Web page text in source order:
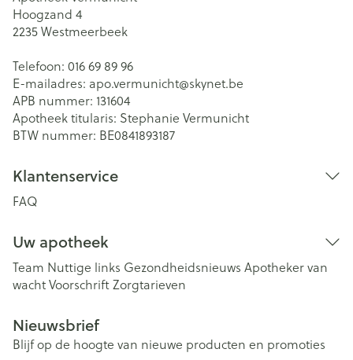
Hoogzand 4
2235Westmeerbeek
Telefoon: 016 69 89 96
E-mailadres: apo.vermunicht@skynet.be
APB nummer: 131604
Apotheek titularis: Stephanie Vermunicht
BTW nummer: BE0841893187
Klantenservice
FAQ
Uw apotheek
Team Nuttige links Gezondheidsnieuws Apotheker van
wachtVoorschriftZorgtarieven
Nieuwsbrief
Blijf op de hoogte van nieuwe producten en promoties